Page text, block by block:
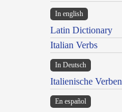
In english
Latin Dictionary
Italian Verbs
In Deutsch
Italienische Verben
En español